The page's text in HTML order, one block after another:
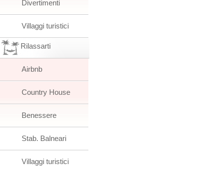
Divertimenti
Villaggi turistici
Rilassarti
Airbnb
Country House
Benessere
Stab. Balneari
Villaggi turistici